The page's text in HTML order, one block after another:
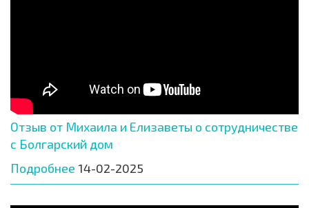
Отзыв от Михаила и Елизаветы о сотрудничестве
с Болгарский дом
Подробнее 14-02-2025